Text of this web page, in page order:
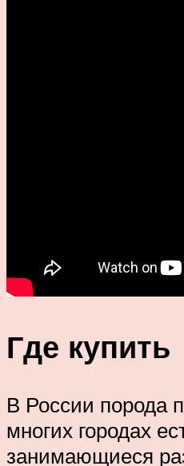
Где купить
В России порода
многих городах
занимающиеся